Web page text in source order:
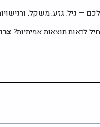
— גיל, גזע, משקל,
לראות תוצאות אמיתיות?